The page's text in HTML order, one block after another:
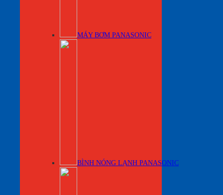
MÁY BƠM PANASONIC
BÌNH NÓNG LẠNH PANASONIC